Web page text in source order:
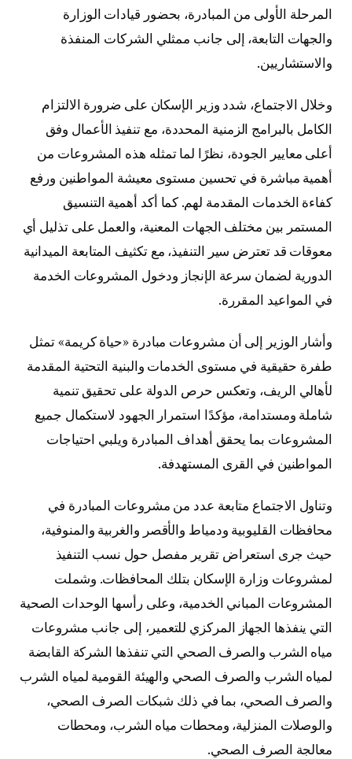
المرحلة الأولى من المبادرة، بحضور قيادات الوزارة
والجهات التابعة، إلى جانب ممثلي الشركات المنفذة
والاستشاريين.
وخلال الاجتماع، شدد وزير الإسكان على ضرورة الالتزام
الكامل بالبرامج الزمنية المحددة، مع تنفيذ الأعمال وفق
أعلى معايير الجودة، نظرًا لما تمثله هذه المشروعات من
أهمية مباشرة في تحسين مستوى معيشة المواطنين ورفع
كفاءة الخدمات المقدمة لهم. كما أكد أهمية التنسيق
المستمر بين مختلف الجهات المعنية، والعمل على تذليل أي
معوقات قد تعترض سير التنفيذ، مع تكثيف المتابعة الميدانية
الدورية لضمان سرعة الإنجاز ودخول المشروعات الخدمة
في المواعيد المقررة.
وأشار الوزير إلى أن مشروعات مبادرة «حياة كريمة» تمثل
طفرة حقيقية في مستوى الخدمات والبنية التحتية المقدمة
لأهالي الريف، وتعكس حرص الدولة على تحقيق تنمية
شاملة ومستدامة، مؤكدًا استمرار الجهود لاستكمال جميع
المشروعات بما يحقق أهداف المبادرة ويلبي احتياجات
المواطنين في القرى المستهدفة.
وتناول الاجتماع متابعة عدد من مشروعات المبادرة في
محافظات القليوبية ودمياط والأقصر والغربية والمنوفية،
حيث جرى استعراض تقرير مفصل حول نسب التنفيذ
لمشروعات وزارة الإسكان بتلك المحافظات. وشملت
المشروعات المباني الخدمية، وعلى رأسها الوحدات الصحية
التي ينفذها الجهاز المركزي للتعمير، إلى جانب مشروعات
مياه الشرب والصرف الصحي التي تنفذها الشركة القابضة
لمياه الشرب والصرف الصحي والهيئة القومية لمياه الشرب
والصرف الصحي، بما في ذلك شبكات الصرف الصحي،
والوصلات المنزلية، ومحطات مياه الشرب، ومحطات
معالجة الصرف الصحي.